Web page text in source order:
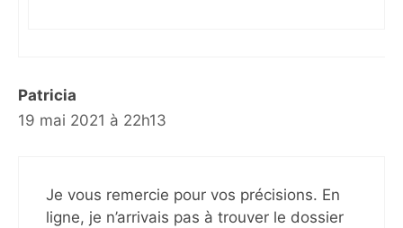
Patricia
19 mai 2021 à 22h13
Je vous remercie pour vos précisions. En
ligne, je n’arrivais pas à trouver le dossier